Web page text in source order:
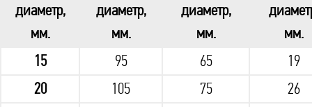
диаметр,
мм.
диаметр,
мм.
диаметр,
мм.
мм.
15
95 65
19
20
105 75
26